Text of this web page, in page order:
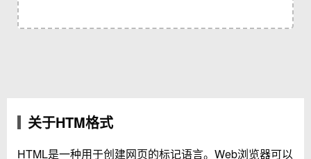
关于HTM格式
HTML是一种用于创建网页的标记语言。Web浏览器可以